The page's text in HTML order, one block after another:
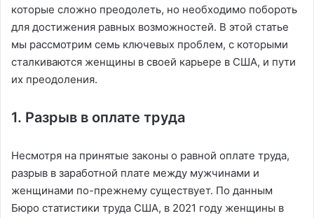
которые сложно преодолеть, но необходимо побороть
для достижения равных возможностей. В этой статье
мы рассмотрим семь ключевых проблем, с которыми
сталкиваются женщины в своей карьере в США, и пути
их преодоления.
1. Разрыв в оплате труда
Несмотря на принятые законы о равной оплате труда,
разрыв в заработной плате между мужчинами и
женщинами по-прежнему существует. По данным
Бюро статистики труда США, в 2021 году женщины в